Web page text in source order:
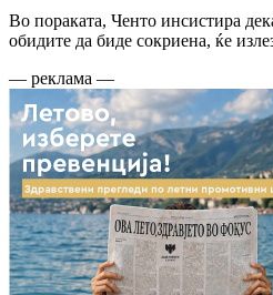
Во пораката, Ченто инсистира
обидите да биде сокриена, ќе
— реклама —